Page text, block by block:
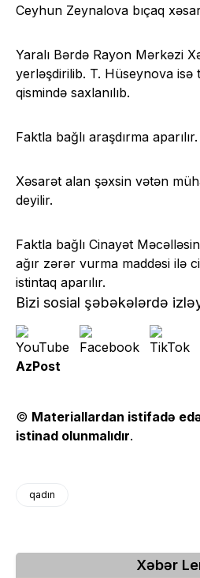
Ceyhun Zeynalova bıçaq
Yaralı Bərdə Rayon Mərkəzi
yerləşdirilib. T. Hüseynova isə
qismində saxlanılıb.
Faktla bağlı araşdırma aparılır.
Xəsarət alan şəxsin vətən
deyilir.
Faktla bağlı Cinayət
ağır zərər vurma maddəsi ilə
istintaq aparılır.
Bizi sosial şəbəkələrdə
AzPost
© Materiallardan istifadə
istinad olunmalıdır.
qadın
Xəbər